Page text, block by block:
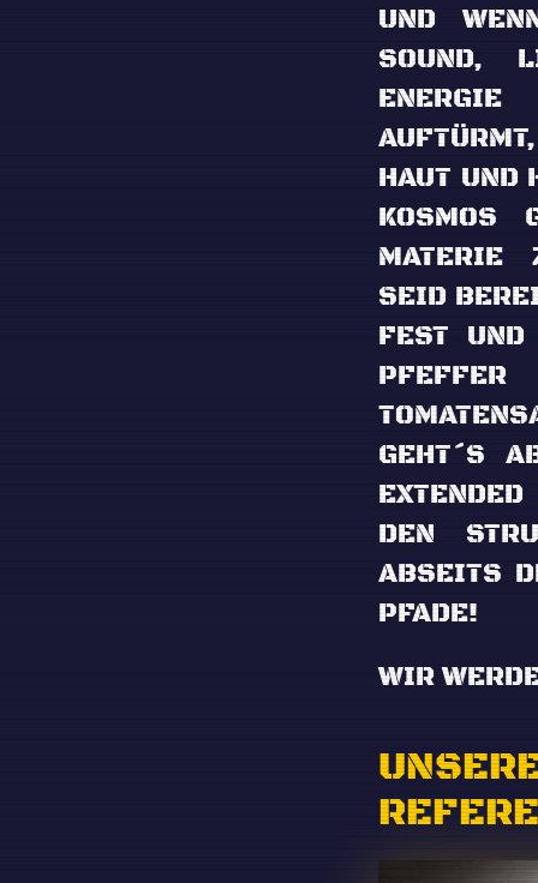
UND
SOUND,
HAUT UND
KOSMOS
ATERIE
EID
EST UND
EHT´S AB
XTENDED
EN
BSEITS
FADE!
WIR